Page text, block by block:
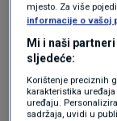
plaćama u
Evo i
mjesto. Za više
informacije o vašoj
Mi i naši
sljedeće:
Korištenje preciznih
karakteristika
uređaju.
sadržaja, uvidi u